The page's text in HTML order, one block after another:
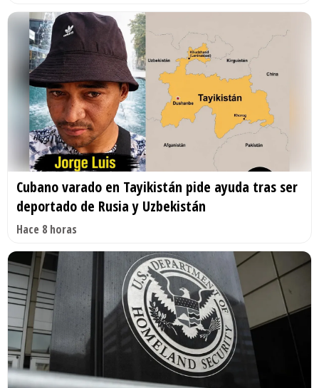
Cubano varado en Tayikistán pide ayuda tras ser
deportado de Rusia y Uzbekistán
Hace 8 horas